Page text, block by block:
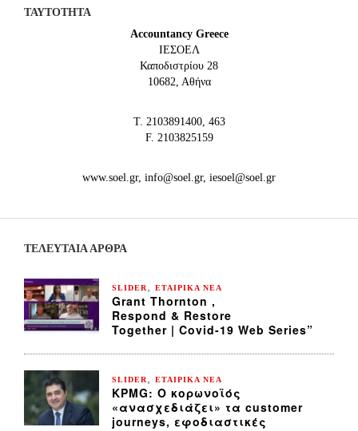
ΤΑΥΤΟΤΗΤΑ
Accountancy Greece
IEΣΟΕΛ
Καποδιστρίου 28
10682, Αθήνα
Τ. 2103891400, 463
F. 2103825159
www.soel.gr, info@soel.gr, iesoel@soel.gr
ΤΕΛΕΥΤΑΙΑ ΆΡΘΡΑ
SLIDER ΕΤΑΙΡΙΚΑ ΝΕΑ
Grant Thornton ,
Respond & Restore
Together | Covid-19 Web Series”
SLIDER ΕΤΑΙΡΙΚΑ ΝΕΑ
KPMG: Ο κορωνοϊός
«ανασχεδιάζει» τα customer
journeys, εφοδιαστικές